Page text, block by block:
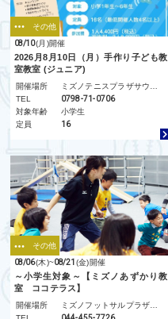
その他
08/10(月)開催
2026月8月10日（月）手作り子ども教
室教室 (ジュニア)
開催場所
TEL
0798-71-0706
対象年齢
小学生
定員
16
その他
08/06(木)~08/21 (金)開催
～小学生対象～【ミズノあずかり教
室 ココテラス】
開催場所